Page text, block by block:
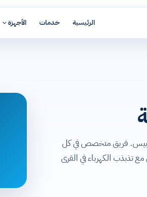
الرئيسية خدمات الأجهزة
فريق متخصص في كل
تذبذب الكهرباء في القرى